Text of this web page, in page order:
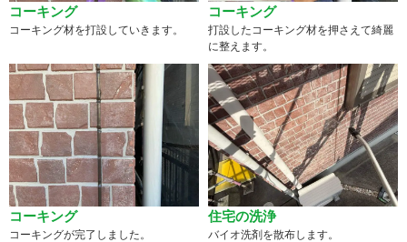
コーキング
コーキング材を打設していきます。
コーキング
打設したコーキング材を押さえて綺麗
に整えます。
コーキング
コーキングが完了しました。
住宅の洗浄
バイオ洗剤を散布します。